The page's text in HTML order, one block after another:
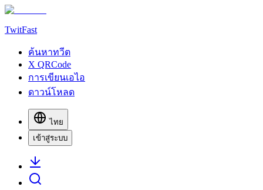
TwitFast
ค้นหาทวีต
X QRCode
การเขียนเอไอ
ดาวน์โหลด
ไทย
เข้าสู่ระบบ